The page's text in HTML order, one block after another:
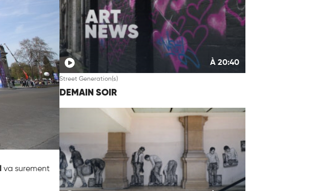
va surement
À 20:40
Street Generation(s)
DEMAIN SOIR